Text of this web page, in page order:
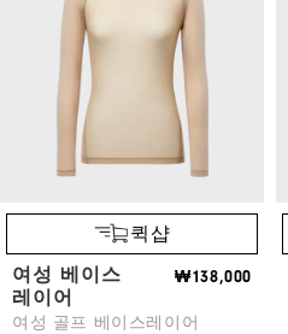
퀵샵
여성 베이스
레이어
여성 골프 베이스레이어
₩138,000